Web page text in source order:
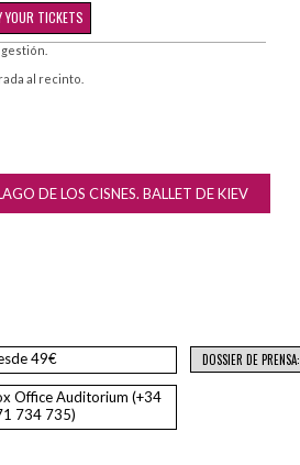
YOUR TICKETS
al recinto.
DE LOS CISNES. BALLET DE KIEV
49€
Office Auditorium (+34
734 735)
DOSSIER DE PRENSA: